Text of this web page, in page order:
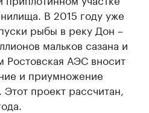
В 2015 году уже
рыбы в реку Дон –
мальков сазана и
Ростовская АЭС вносит
и приумножение
проект рассчитан,